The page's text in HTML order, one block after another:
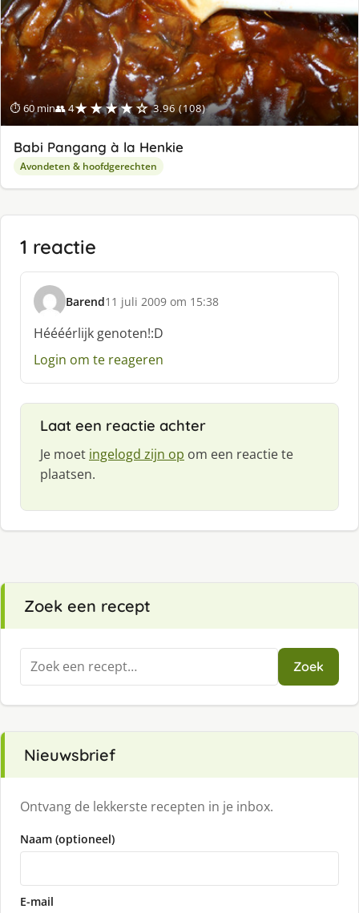
⏱ 60 min👥 4★★★★☆ 3.96 (108)
Babi Pangang à la Henkie
Avondeten & hoofdgerechten
1 reactie
Barend
s
c
h
r
11 juli 2009 om 15:38
Héééérlijk genoten!:D
Login om te reageren
Laat een reactie achter
Je moet ingelogd zijn op om een reactie te
plaatsen.
Zoek een recept
Zoeken
naar:
Zoek
Nieuwsbrief
Ontvang de lekkerste recepten in je inbox.
Naam (optioneel)
E-mail